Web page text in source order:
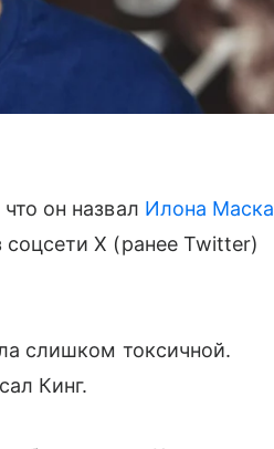
он назвал Илона Маска
X (ранее Twitter)
слишком токсичной.
Кинг.